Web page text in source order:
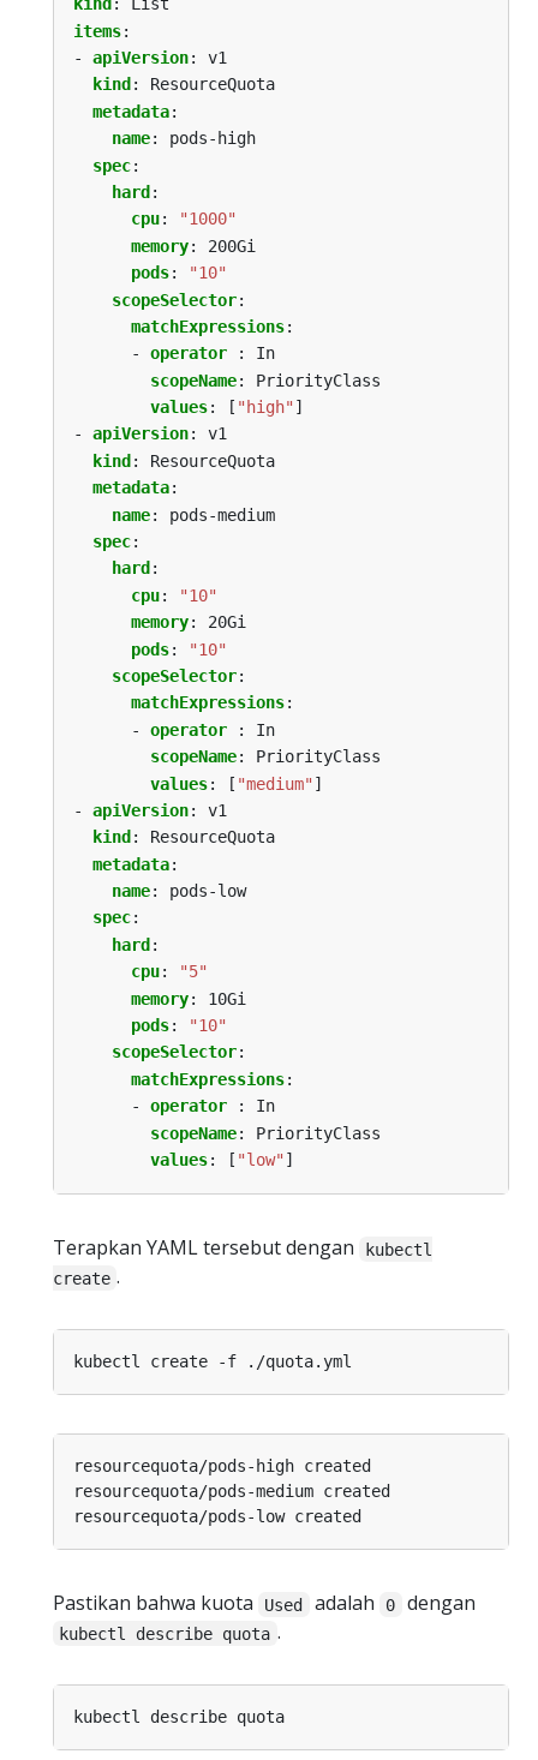
kind :
List
items:
- apiVersion:
v1
kind :
ResourceQuota
metadata:
name:
pods-high
spec:
hard :
cpu:
"1000"
memory:
200Gi
pods:
"10"
scopeSelector:
matchExpressions:
- operator :
In
scopeName:
PriorityClass
values: [ "high" ]
- apiVersion:
v1
kind :
ResourceQuota
metadata:
name:
pods-medium
spec:
hard :
cpu:
"10"
memory:
20Gi
pods:
"10"
scopeSelector:
matchExpressions:
- operator :
In
scopeName:
PriorityClass
values: [ "medium" ]
- apiVersion:
v1
kind :
ResourceQuota
metadata:
name:
pods-low
spec:
hard :
cpu:
"5"
memory:
10Gi
pods:
"10"
scopeSelector:
matchExpressions:
- operator :
In
scopeName:
PriorityClass
values: [ "low" ]
Terapkan YAML tersebut dengan
kubectl
create .
Pastikan bahwa kuota Used adalah 0 dengan
kubectl describe quota .